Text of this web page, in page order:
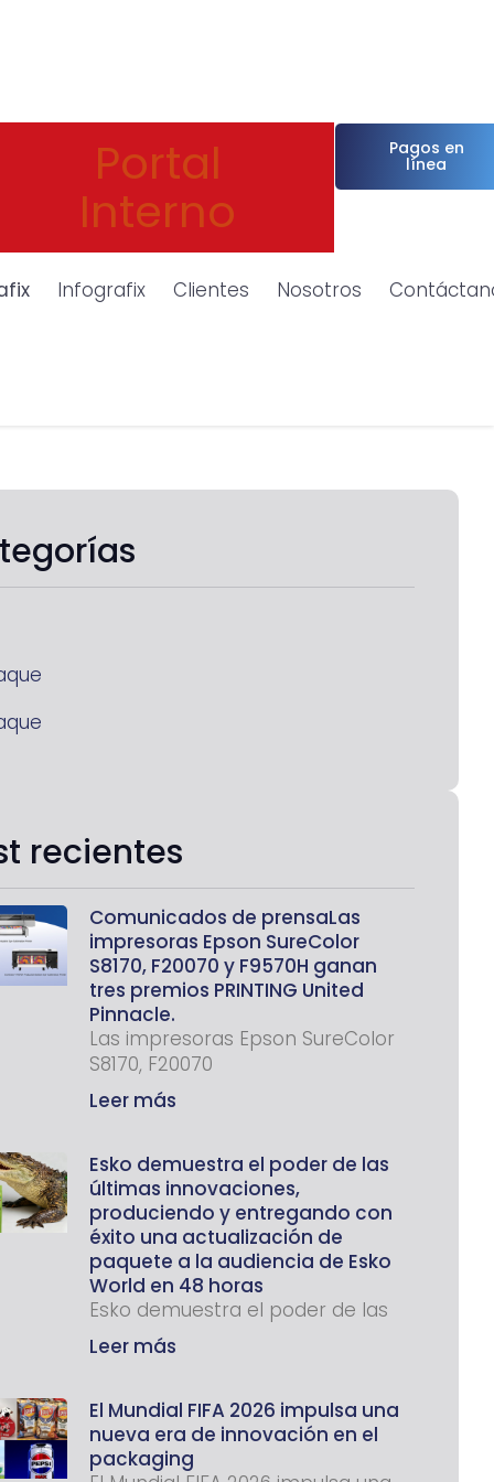
Portal
Interno
Pagos en
línea
Infografix Clientes Nosotros
recientes
Comunicados de prensaLas
impresoras Epson SureColor
S8170, F20070 y F9570H ganan
tres premios PRINTING United
Pinnacle.
Las impresoras Epson SureColor
S8170, F20070
Leer más
Esko demuestra el poder de las
últimas innovaciones,
produciendo y entregando con
éxito una actualización de
paquete a la audiencia de Esko
World en 48 horas
Esko demuestra el poder de las
Leer más
El Mundial FIFA 2026 impulsa una
nueva era de innovación en el
packaging